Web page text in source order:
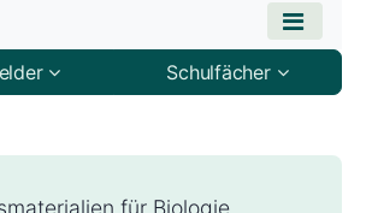
für Biologie
Schulfächer